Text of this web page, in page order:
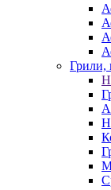
Грили,